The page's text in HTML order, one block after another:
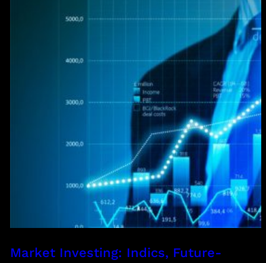
Market Investing: Indics, Future-